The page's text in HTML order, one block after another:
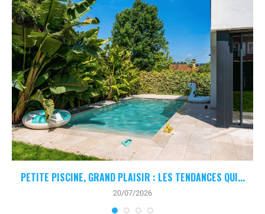
PETITE PISCINE, GRAND PLAISIR : LES TENDANCES QUI...
20/07/2026